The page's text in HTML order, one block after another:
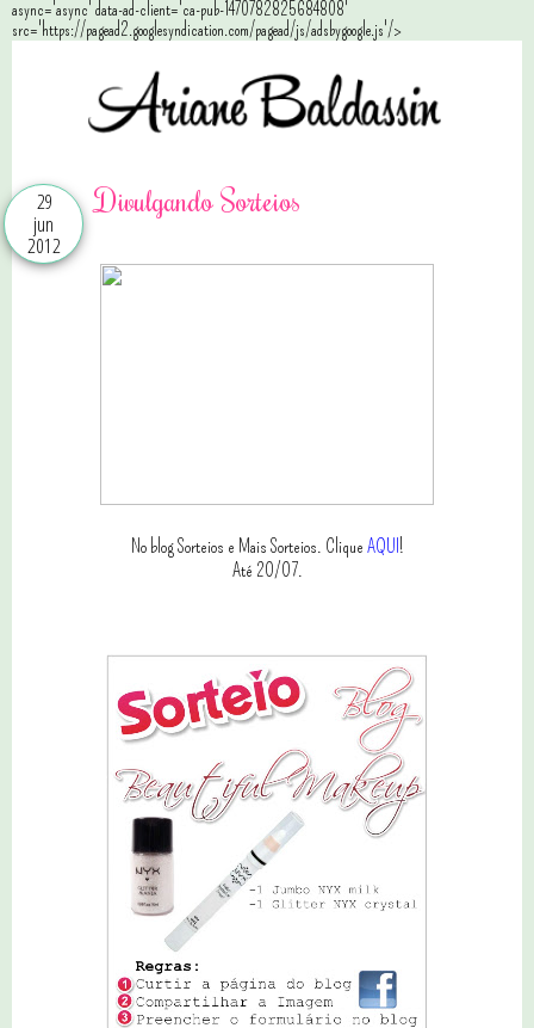
async='async' data-ad-client='ca-pub-1470782825684808'
src='https://pagead2.googlesyndication.com/pagead/js/adsbygoogle.js'/>
29
jun
2012
Divulgando Sorteios
No blog Sorteios e Mais Sorteios. Clique AQUI!
Até 20/07.